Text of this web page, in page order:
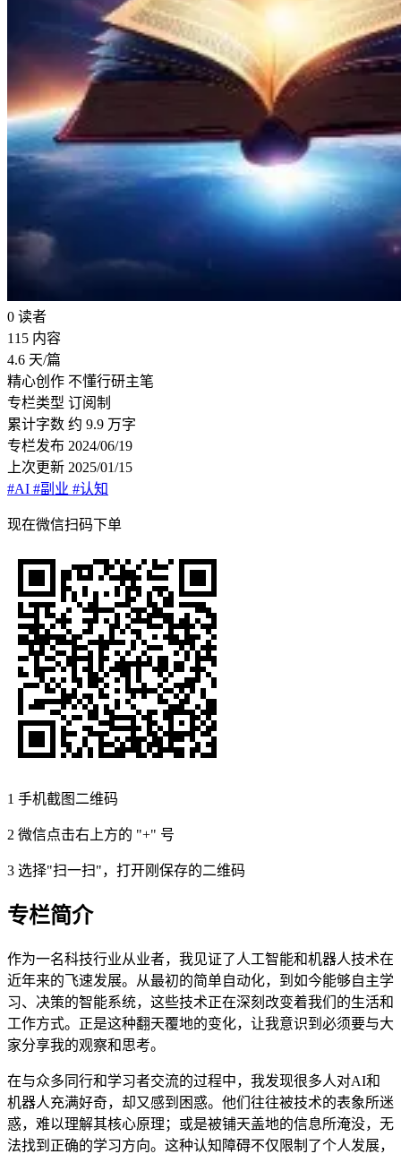
0 读者
115 内容
4.6 天/篇
精心创作 不懂行研主笔
专栏类型 订阅制
累计字数 约 9.9 万字
专栏发布 2024/06/19
上次更新 2025/01/15
#AI #副业 #认知
现在微信扫码下单
1 手机截图二维码
2 微信点击右上方的 "+" 号
3 选择"扫一扫"，打开刚保存的二维码
专栏简介
作为一名科技行业从业者，我见证了人工智能和机器人技术在
近年来的飞速发展。从最初的简单自动化，到如今能够自主学
习、决策的智能系统，这些技术正在深刻改变着我们的生活和
工作方式。正是这种翻天覆地的变化，让我意识到必须要与大
家分享我的观察和思考。
在与众多同行和学习者交流的过程中，我发现很多人对AI和
机器人充满好奇，却又感到困惑。他们往往被技术的表象所迷
惑，难以理解其核心原理；或是被铺天盖地的信息所淹没，无
法找到正确的学习方向。这种认知障碍不仅限制了个人发展，